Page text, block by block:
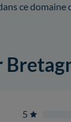
ce domaine
5